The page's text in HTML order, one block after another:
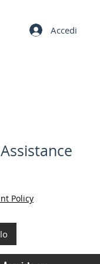
Accedi
Policy